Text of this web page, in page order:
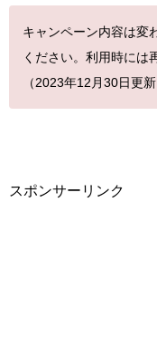
キャンペーン内容は変
ください。利用時には
（2023年12月30日更新
スポンサーリンク